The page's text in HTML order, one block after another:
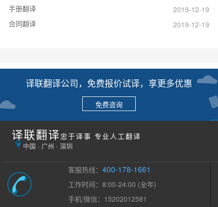
手册翻译
2019-12-19
合同翻译
2019-12-19
译联翻译公司，免费报价试译，享更多优惠
免费咨询
译联翻译 忠于译事 专业人工翻译
中国 · 广州 · 深圳
客服热线：400-178-1661
工作时间：8:00-24:00 (全年)
手机/微信：15202012581